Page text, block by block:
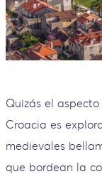
Quizás el
Croacia es
medievales
que bordean la